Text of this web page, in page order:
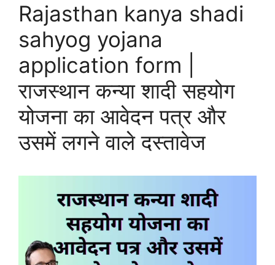
Rajasthan kanya shadi
sahyog yojana
application form |
राजस्थान कन्या शादी सहयोग
योजना का आवेदन पत्र और
उसमें लगने वाले दस्तावेज